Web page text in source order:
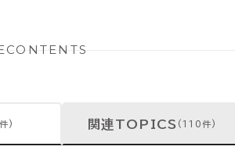
CONTENTS
) 関連TOPICS (110件)